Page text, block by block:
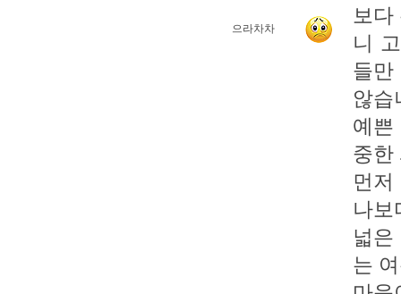
으라차차
보
니
들
않습
예쁜
중한
먼저
나보
넓
는